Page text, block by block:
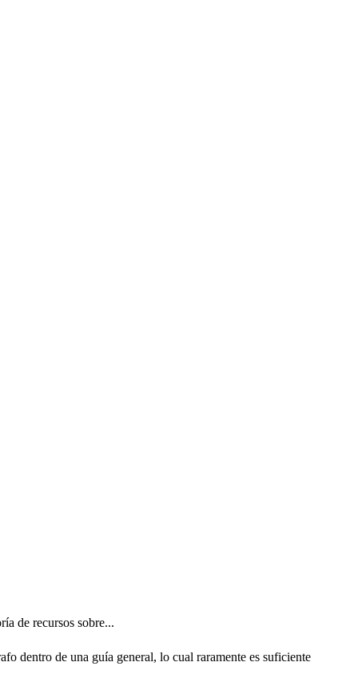
de recursos sobre...
dentro de una guía general, lo cual raramente es suficiente